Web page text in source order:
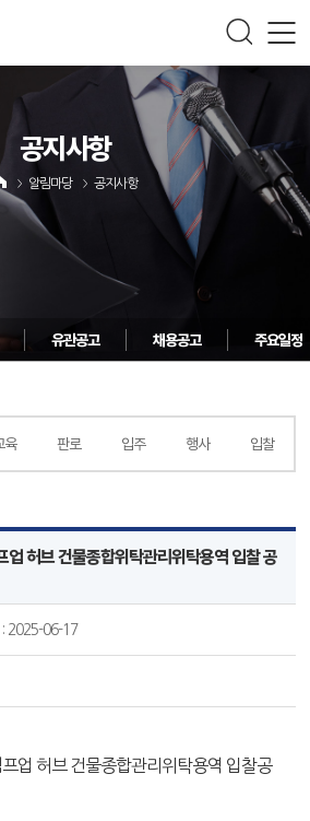
공지사항
알림마당 공지사항
유관공고 채용공고 주요일정
육 판로 입주 행사 입찰
업 허브 건물종합위탁관리위탁용역 입찰 공
: 2025-06-17